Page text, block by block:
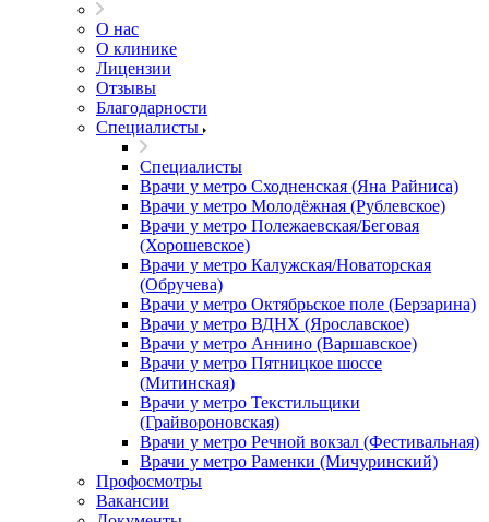
О нас
О клинике
Лицензии
Отзывы
Благодарности
Специалисты
Специалисты
Врачи у метро Сходненская (Яна Райниса)
Врачи у метро Молодёжная (Рублевское)
Врачи у метро Полежаевская/Беговая
(Хорошевское)
Врачи у метро Калужская/Новаторская
(Обручева)
Врачи у метро Октябрьское поле (Берзарина)
Врачи у метро ВДНХ (Ярославское)
Врачи у метро Аннино (Варшавское)
Врачи у метро Пятницкое шоссе
(Митинская)
Врачи у метро Текстильщики
(Грайвороновская)
Врачи у метро Речной вокзал (Фестивальная)
Врачи у метро Раменки (Мичуринский)
Профосмотры
Вакансии